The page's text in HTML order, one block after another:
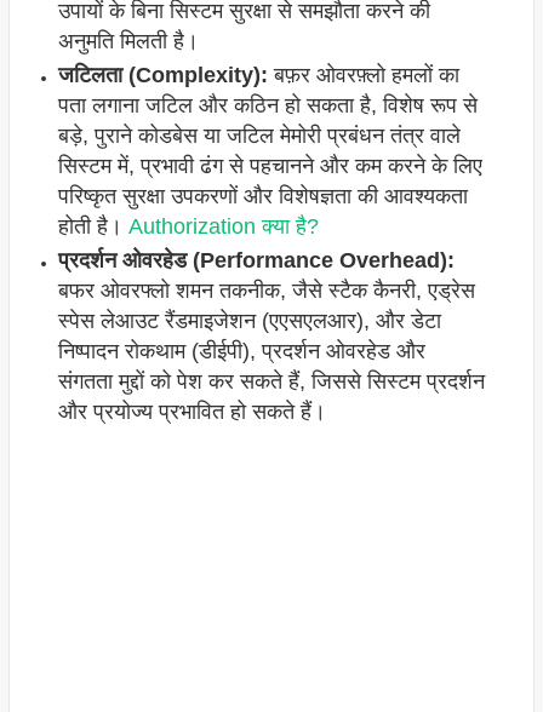
उपायों के बिना सिस्टम सुरक्षा से समझौता करने की
अनुमति मिलती है।
जटिलता (Complexity): बफ़र ओवरफ़्लो हमलों का
पता लगाना जटिल और कठिन हो सकता है, विशेष रूप से
बड़े, पुराने कोडबेस या जटिल मेमोरी प्रबंधन तंत्र वाले
सिस्टम में, प्रभावी ढंग से पहचानने और कम करने के लिए
परिष्कृत सुरक्षा उपकरणों और विशेषज्ञता की आवश्यकता
होती है। Authorization क्या है?
प्रदर्शन ओवरहेड (Performance Overhead):
बफर ओवरफ्लो शमन तकनीक, जैसे स्टैक कैनरी, एड्रेस
स्पेस लेआउट रैंडमाइजेशन (एएसएलआर), और डेटा
निष्पादन रोकथाम (डीईपी), प्रदर्शन ओवरहेड और
संगतता मुद्दों को पेश कर सकते हैं, जिससे सिस्टम प्रदर्शन
और प्रयोज्य प्रभावित हो सकते हैं।